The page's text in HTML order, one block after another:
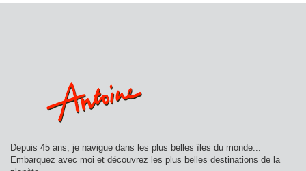
Depuis 45 ans, je navigue dans les plus belles îles du monde...
Embarquez avec moi et découvrez les plus belles destinations de la